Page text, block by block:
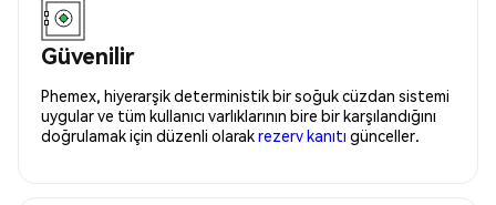
Güvenilir
Phemex, hiyerarşik deterministik bir soğuk cüzdan sistemi
uygular ve tüm kullanıcı varlıklarının bire bir karşılandığını
doğrulamak için düzenli olarakrezerv kanıtı günceller.